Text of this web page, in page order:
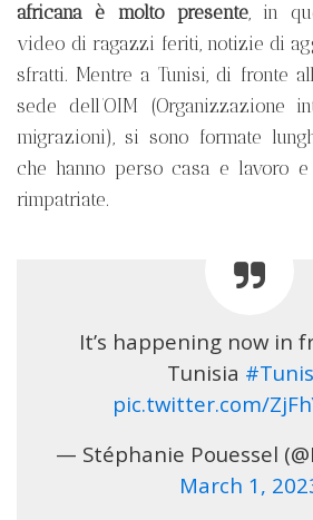
africana è molto presente, in
video di ragazzi feriti, notizie di
sfratti. Mentre a Tunisi, di fronte
sede dell’OIM (Organizzazione
migrazioni), si sono formate
che hanno perso casa e lavoro
rimpatriate.
It’s happening now in
Tunisia
pic.twitter.com/
— Stéphanie Pouessel
March 1,